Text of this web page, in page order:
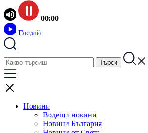
00:00
Гледай
Новини
Водещи новини
Новини България